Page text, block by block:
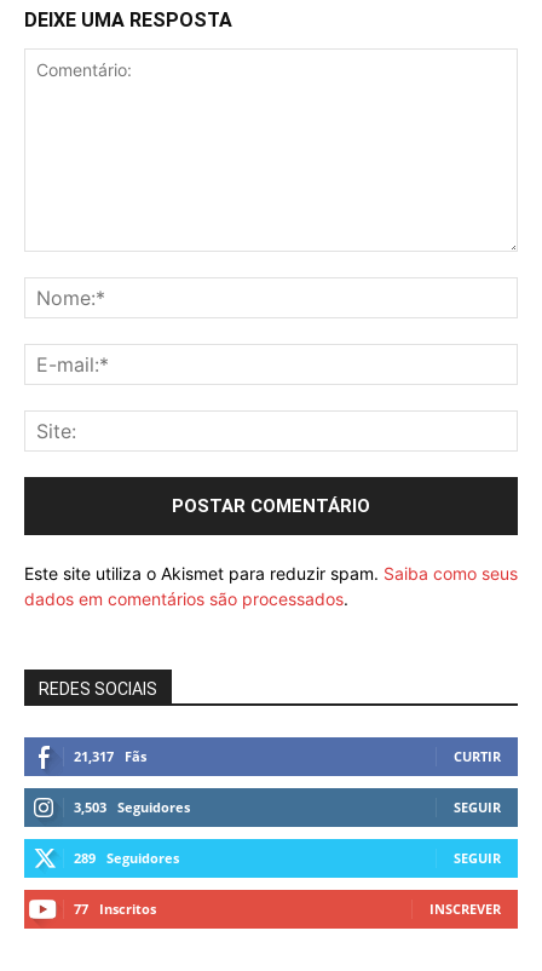
DEIXE UMA RESPOSTA
Este site utiliza o Akismet para reduzir spam. Saiba como seus
dados em comentários são processados.
REDES SOCIAIS
21,317 Fãs CURTIR
3,503 Seguidores SEGUIR
289 Seguidores SEGUIR
77 Inscritos INSCREVER